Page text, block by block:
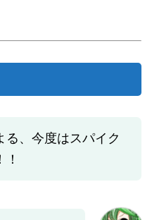
る、今度はスパイク